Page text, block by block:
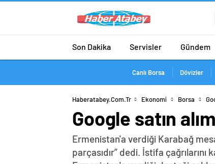
Son Dakika Servisler Gündem
Canlı Borsa Dövizler
Haberatabey.com.tr Ekonomi Borsa
Google satın
Ermenistan'a verdiği Karabağ
parçasıdır” dedi. İstifa